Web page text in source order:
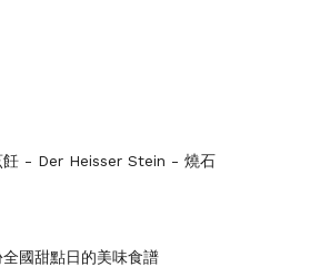
飪 - Der Heisser Stein - 燒石
全國甜點日的美味食譜